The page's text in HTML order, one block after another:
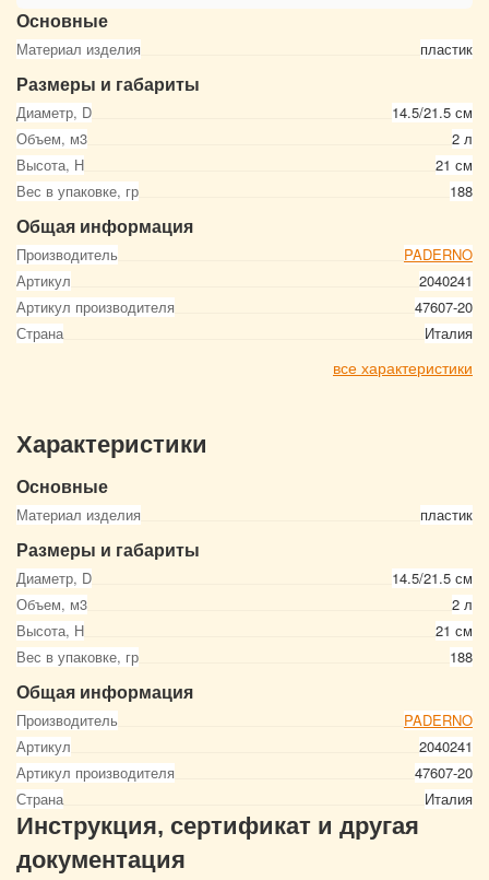
Основные
Материал изделия пластик
Размеры и габариты
Диаметр, D
14.5/21.5 см
Объем, м3
2 л
Высота, Н
21 см
Вес в упаковке, гр
188
Общая информация
Производитель
PADERNO
Артикул
2040241
Артикул производителя
47607-20
Страна
Италия
все характеристики
Характеристики
Основные
Материал изделия пластик
Размеры и габариты
Диаметр, D
14.5/21.5 см
Объем, м3
2 л
Высота, Н
21 см
Вес в упаковке, гр
188
Общая информация
Производитель
PADERNO
Артикул
2040241
Артикул производителя
47607-20
Страна
Италия
Инструкция, сертификат и другая
документация